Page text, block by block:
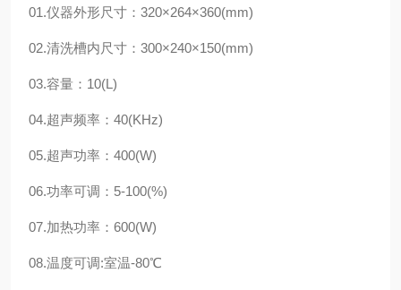
01.仪器外形尺寸：320×264×360(mm)
02.清洗槽内尺寸：300×240×150(mm)
03.容量：10(L)
04.超声频率：40(KHz)
05.超声功率：400(W)
06.功率可调：5-100(%)
07.加热功率：600(W)
08.温度可调:室温-80℃